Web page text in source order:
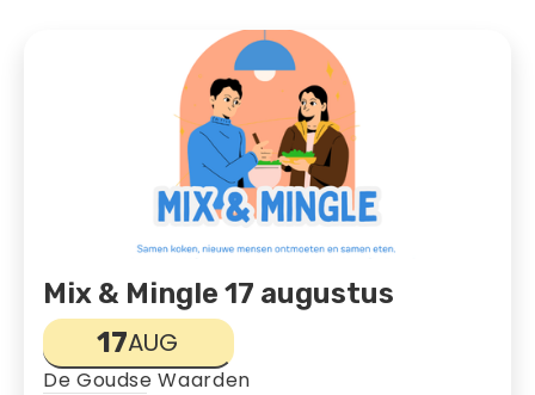
Mix & Mingle 17 augustus
17AUG
De Goudse Waarden